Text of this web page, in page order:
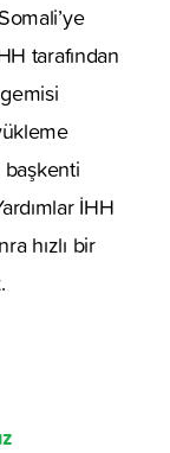
tarafından
İHH
hızlı bir